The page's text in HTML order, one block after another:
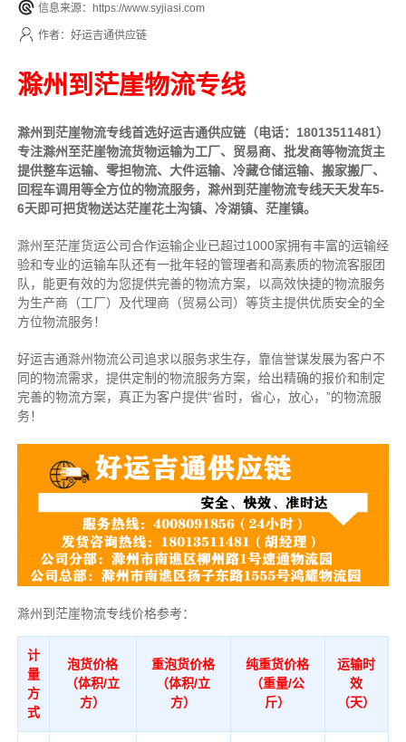
信息来源：https://www.syjiasi.com
作者：好运吉通供应链
滁州到茫崖物流专线
滁州到茫崖物流专线首选好运吉通供应链（电话：18013511481）
专注滁州至茫崖物流货物运输为工厂、贸易商、批发商等物流货主
提供整车运输、零担物流、大件运输、冷藏仓储运输、搬家搬厂、
回程车调用等全方位的物流服务，滁州到茫崖物流专线天天发车5-
6天即可把货物送达茫崖花土沟镇、冷湖镇、茫崖镇。
滁州至茫崖货运公司合作运输企业已超过1000家拥有丰富的运输经
验和专业的运输车队还有一批年轻的管理者和高素质的物流客服团
队，能更有效的为您提供完善的物流方案，以高效快捷的物流服务
为生产商（工厂）及代理商（贸易公司）等货主提供优质安全的全
方位物流服务！
好运吉通滁州物流公司追求以服务求生存，靠信誉谋发展为客户不
同的物流需求，提供定制的物流服务方案，给出精确的报价和制定
完善的物流方案，真正为客户提供“省时，省心，放心，”的物流服
务！
滁州到茫崖物流专线价格参考：
计
量
方
式
泡货价格
（体积/立
方）
重泡货价格
（体积/立
方）
纯重货价格
（重量/公
斤）
运输时
效
（天）